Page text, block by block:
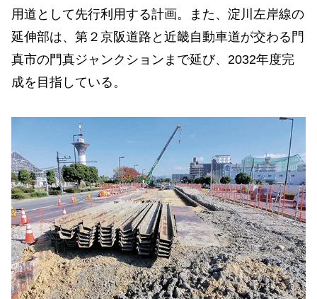
用道として先行利用する計画。また、淀川左岸線の
延伸部は、第２京阪道路と近畿自動車道が交わる門
真市の門真ジャンクションまで延び、2032年度完
成を目指している。